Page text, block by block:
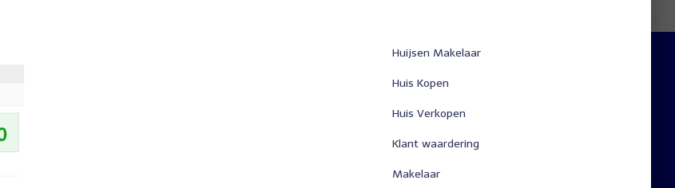
Huijsen Makelaar
Huis Kopen
Huis Verkopen
Klant waardering
Makelaar